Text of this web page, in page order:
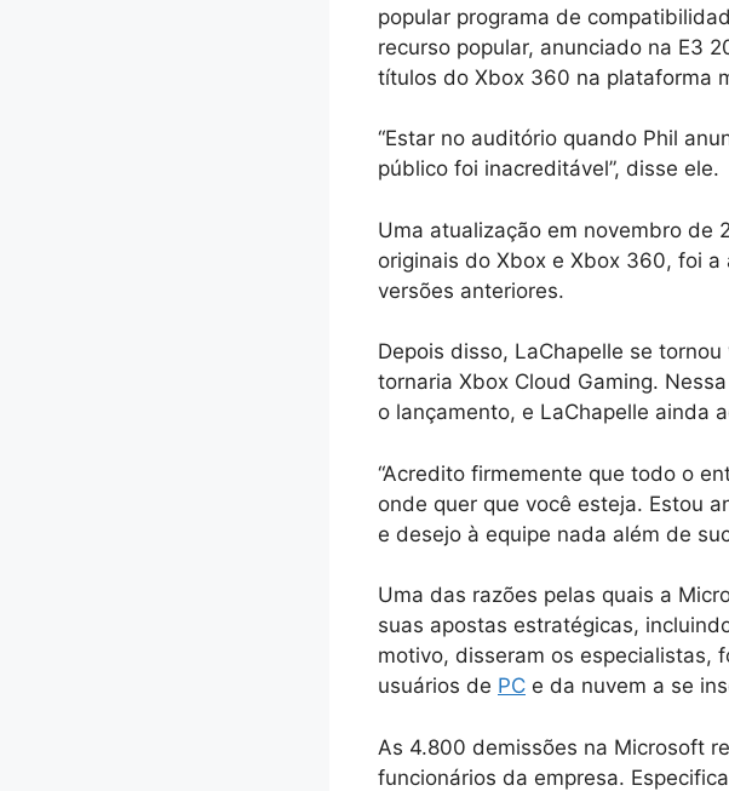
popular programa de
recurso popular, anunciado na E3
títulos do Xbox 360 na plataforma
“Estar no auditório quando Phil
público foi inacreditável”, disse ele.
Uma atualização em novembro de
originais do Xbox e Xbox 360, foi
versões anteriores.
Depois disso, LaChapelle se
tornaria Xbox Cloud Gaming.
o lançamento, e LaChapelle ainda
“Acredito firmemente que todo o
onde quer que você esteja. Estou
e desejo à equipe nada além de
Uma das razões pelas quais a
suas apostas estratégicas,
motivo, disseram os especialistas,
usuários de PC e da nuvem a se
As 4.800 demissões na Microsoft
funcionários da empresa.